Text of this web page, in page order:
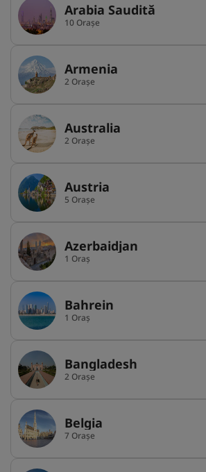
Arabia Saudită
10 Orașe
Armenia
2 Orașe
Australia
2 Orașe
Austria
5 Orașe
Azerbaidjan
1 Oraș
Bahrein
1 Oraș
Bangladesh
2 Orașe
Belgia
7 Orașe